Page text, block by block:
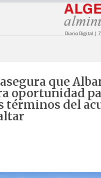
Diario Digital | 7
que
oportunidad
términos del